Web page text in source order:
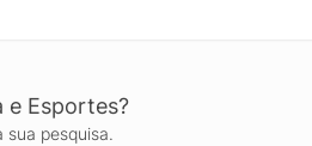
e Esportes?
pesquisa.